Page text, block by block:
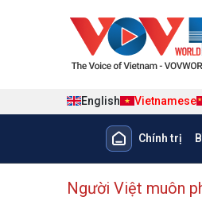
English Vietnamese
Main navigation
Chính trị
menu phụ tiếng
Người Việt muôn